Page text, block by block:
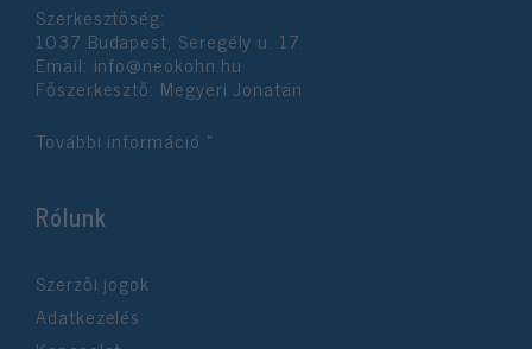
Szerkesztőség:
1037 Budapest, Seregély u. 17.
Email: info@neokohn.hu
Főszerkesztő: Megyeri Jonatán
További információ »
Rólunk
Szerzői jogok
Adatkezelés